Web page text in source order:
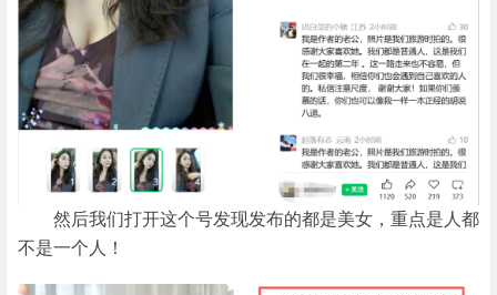
然后我们打开这个号发现发布的都是美女，重点是人都
不是一个人！